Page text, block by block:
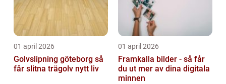
01 april 2026
Golvslipning göteborg så
får slitna trägolv nytt liv
01 april 2026
Framkalla bilder - så får
du ut mer av dina digitala
minnen